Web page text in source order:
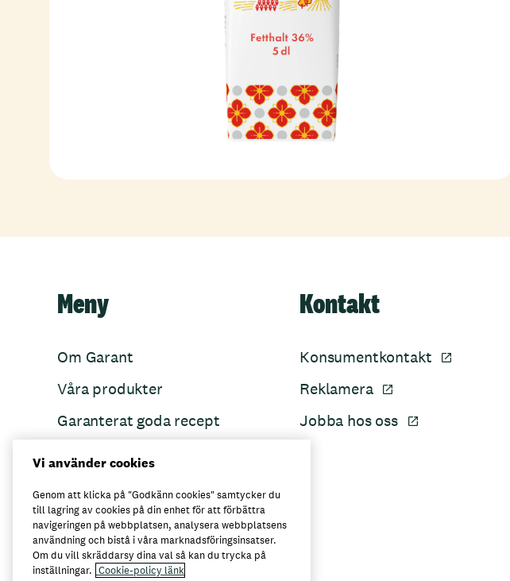
Meny
Om Garant
Våra produkter
Garanterat goda recept
Kontakt
Konsumentkontakt
Reklamera
Jobba hos oss
Här kan du köpa Garant
Vi använder cookies
Genom att klicka på "Godkänn cookies" samtycker du
till lagring av cookies på din enhet för att förbättra
navigeringen på webbplatsen, analysera webbplatsens
användning och bistå i våra marknadsföringsinsatser.
Om du vill skräddarsy dina val så kan du trycka på
inställningar. Cookie-policy länk